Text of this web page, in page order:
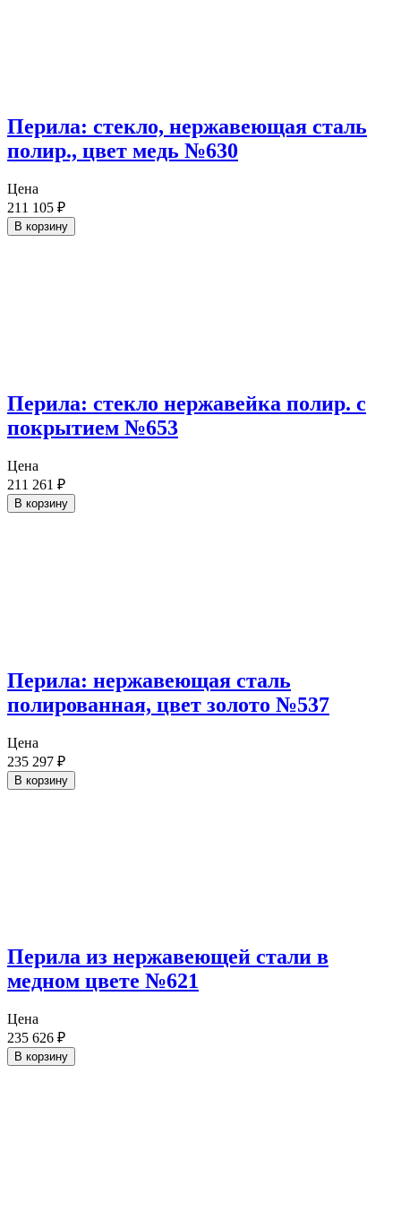
Перила: стекло, нержавеющая сталь
полир., цвет медь №630
Цена
211 105 ₽
В корзину
Перила: стекло нержавейка полир. с
покрытием №653
Цена
211 261 ₽
В корзину
Перила: нержавеющая сталь
полированная, цвет золото №537
Цена
235 297 ₽
В корзину
Перила из нержавеющей стали в
медном цвете №621
Цена
235 626 ₽
В корзину